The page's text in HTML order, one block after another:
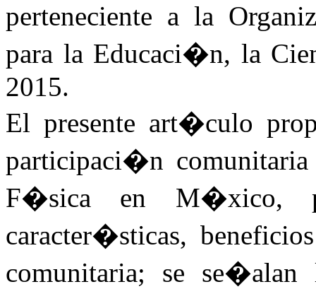
perteneciente a la
para la Educaci�n, la
2015.
El presente art�culo
participaci�n
F�sica en M�xico,
caracter�sticas,
comunitaria; se se�alan